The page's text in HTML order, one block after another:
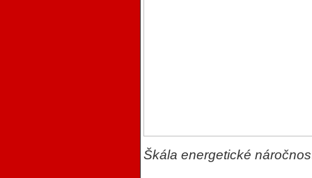
Škála energetické